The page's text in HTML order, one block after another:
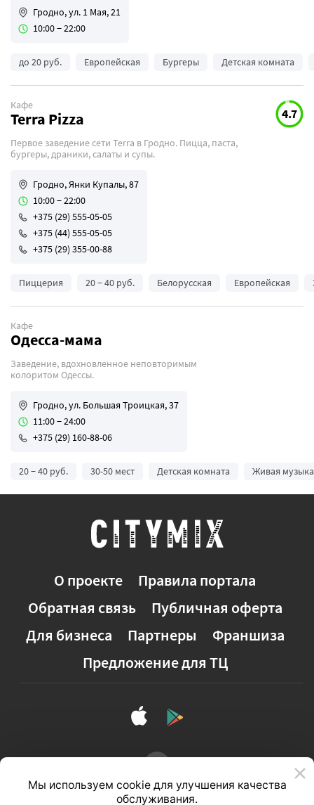
Гродно, ул. 1 Мая, 21
10:00 − 22:00
до 20 руб. Европейская Бургеры Детская комната
4.7
Кафе
Terra Pizza
Первое заведение сети Terra в Гродно. Пицца, паста,
бургеры, драники, салаты и супы.
Гродно, Янки Купалы, 87
10:00 − 22:00
+375 (29) 555-05-05
+375 (44) 555-05-05
+375 (29) 355-00-88
Пиццерия 20 − 40 руб. Белорусская Европейская
Кафе
Одесса-мама
Заведение, вдохновленное неповторимым
колоритом Одессы.
Гродно, ул. Большая Троицкая, 37
11:00 − 24:00
+375 (29) 160-88-06
20 − 40 руб. 30-50 мест Детская комната Живая музыка
О проекте
Правила портала
Обратная связь
Публичная оферта
Для бизнеса
Партнеры
Франшиза
Предложение для ТЦ
Мы используем cookie для улучшения качества
обслуживания.